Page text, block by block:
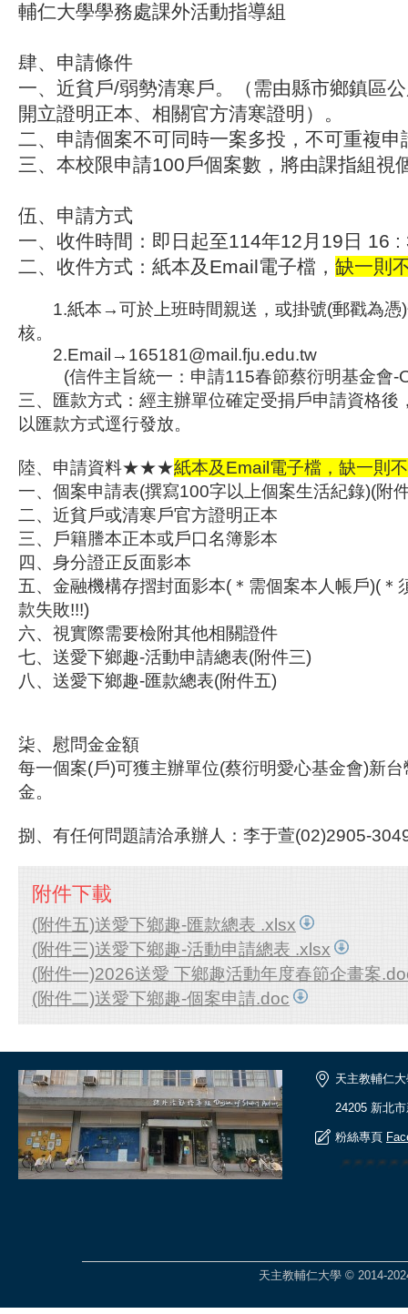
輔仁大學學務處課外活動指導組
肆、 申請條件
一、近貧戶/弱勢清寒戶。（需由縣市鄉鎮區
開立證明正本、相關官方清寒證明）。
二、申請個案不可同時一案多投，不可重複申
三、本校限申請100戶個案數，將由課指組視
伍、 申請方式
一、收件時間：即日起至114年12月19日 16 :
二、收件方式：紙本及Email電子檔， 缺一則
1.紙本→可於上班時間親送，或掛號(郵戳為憑)
核。
2.Email→165181@mail.fju.edu.tw
(信件主旨統一：申請115春節蔡衍明基金會-
三、匯款方式：經主辦單位確定受捐戶申請資格後
以匯款方式逕行發放。
陸、申請資料★★★紙本及Email電子檔，缺一則
一、個案申請表(撰寫100字以上個案生活紀錄)(附
二、近貧戶或清寒戶官方證明正本
三、戶籍謄本正本或戶口名簿影本
四、身分證正反面影本
五、金融機構存摺封面影本(＊需個案本人帳戶)(＊
款失敗!!!)
六、視實際需要檢附其他相關證件
七、送愛下鄉趣-活動申請總表(附件三)
八、送愛下鄉趣-匯款總
柒、慰問金金額
每一個案(戶)可獲主辦單位(蔡衍明愛心基金會)新
金。
捌、 有任何問題請洽承辦人：李于萱(02)2905-
附件下載
(附件五)送愛下鄉趣-匯款總表 .xlsx
(附件三)送愛下鄉趣-活動申請總表 .xlsx
(附件一)2026送愛 下鄉趣活動年度春節企畫案
(附件二)送愛下鄉趣-個案申請.doc
天主教輔仁
24205 新北
粉絲專頁
天主教輔仁大學 © 2014-